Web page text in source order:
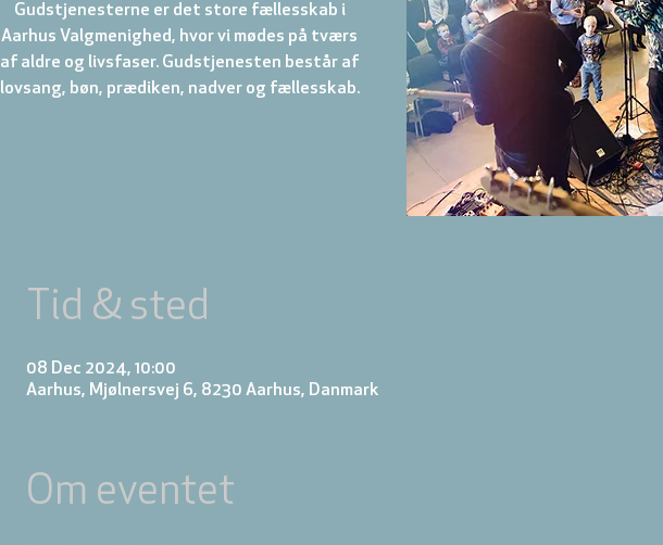
Gudstjenesterne er det store fællesskab i
Aarhus Valgmenighed, hvor vi mødes på tværs
af aldre og livsfaser. Gudstjenesten består af
lovsang, bøn, prædiken, nadver og fællesskab.
Tid & sted
08 Dec 2024, 10:00
Aarhus, Mjølnersvej 6, 8230 Aarhus, Danmark
Om eventet